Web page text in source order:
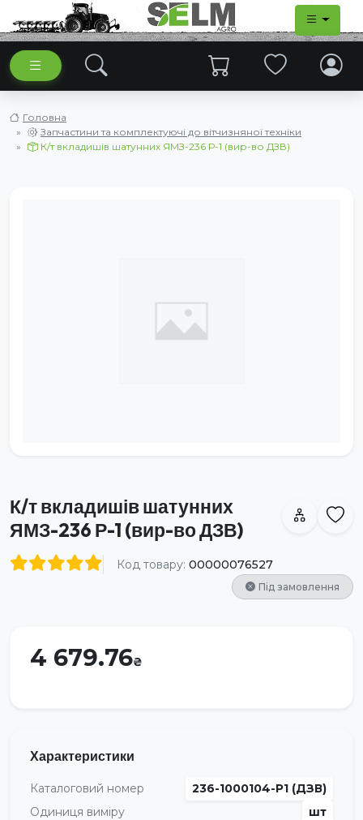
Головна
Запчастини та комплектуючі до вітчизняної техніки
К/т вкладишів шатунних ЯМЗ-236 Р-1 (вир-во ДЗВ)
К/т вкладишів шатунних
ЯМЗ-236 Р-1 (вир-во ДЗВ)
Код товару: 00000076527
Під замовлення
4 679.76
Характеристики
Каталоговий номер
236-1000104-Р1 (ДЗВ)
Одиниця виміру
шт